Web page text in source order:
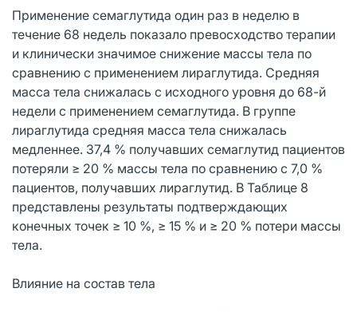
Применение семаглутида один раз в неделю в
течение 68 недель показало превосходство терапии
и клинически значимое снижение массы тела по
сравнению с применением лираглутида. Средняя
масса тела снижалась с исходного уровня до 68-й
недели с применением семаглутида. В группе
лираглутида средняя масса тела снижалась
медленнее. 37,4 % получавших семаглутид пациентов
потеряли ≥ 20 % массы тела по сравнению с 7,0 %
пациентов, получавших лираглутид. В Таблице 8
представлены результаты подтверждающих
конечных точек ≥ 10 %, ≥ 15 % и ≥ 20 % потери массы
тела.
Влияние на состав тела